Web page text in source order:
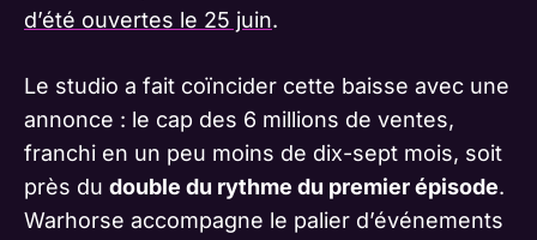
d’été ouvertes le 25 juin.
Le studio a fait coïncider cette baisse avec une
annonce : le cap des 6 millions de ventes,
franchi en un peu moins de dix-sept mois, soit
près du double du rythme du premier épisode.
Warhorse accompagne le palier d’événements